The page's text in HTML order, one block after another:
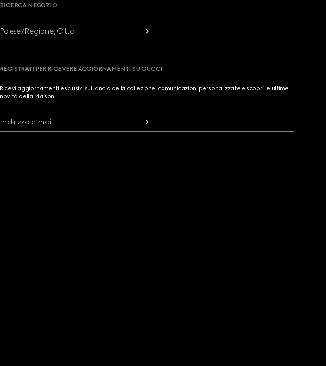
RICERCA NEGOZIO
Paese/Regione, Città
REGISTRATI PER RICEVERE AGGIORNAMENTI SU GUCCI
Ricevi aggiornamenti esclusivi sul lancio della collezione, comunicazioni personalizzate e scopri le ultime
novità della Maison.
Indirizzo e-mail